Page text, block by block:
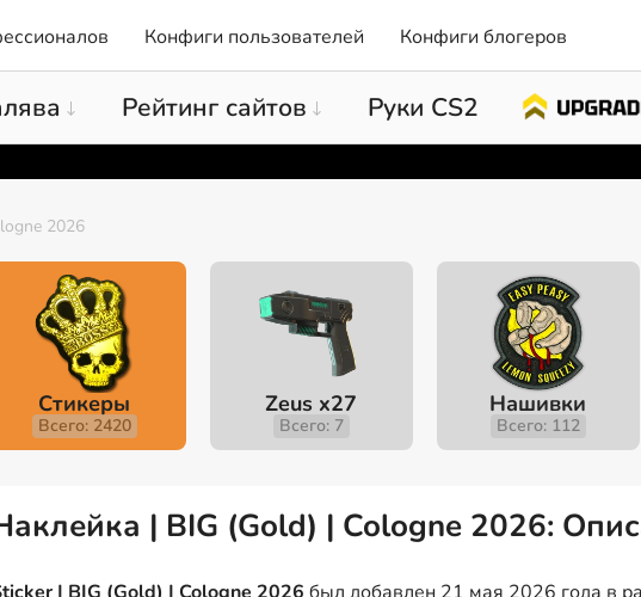
Конфиги пользователей Конфиги блогеров
Рейтинг сайтов Руки CS2
2026
Стикеры
Всего: 2420
Zeus x27
Всего: 7
Нашивки
Всего: 112
| BIG (Gold) | Cologne 2026: